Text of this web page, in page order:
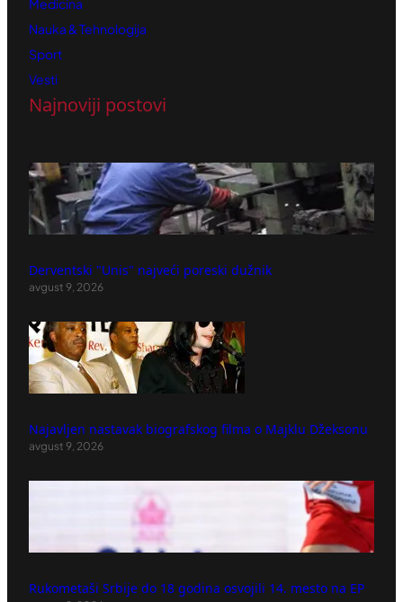
Medicina
Nauka & Tehnologija
Sport
Vesti
Najnoviji postovi
Derventski "Unis" najveći poreski dužnik
avgust 9, 2026
Najavljen nastavak biografskog filma o Majklu Džeksonu
avgust 9, 2026
Rukometaši Srbije do 18 godina osvojili 14. mesto na EP